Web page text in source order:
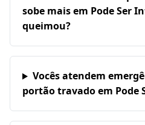
sobe mais em Pode Ser
queimou?
Vocês atendem
portão travado em Pode